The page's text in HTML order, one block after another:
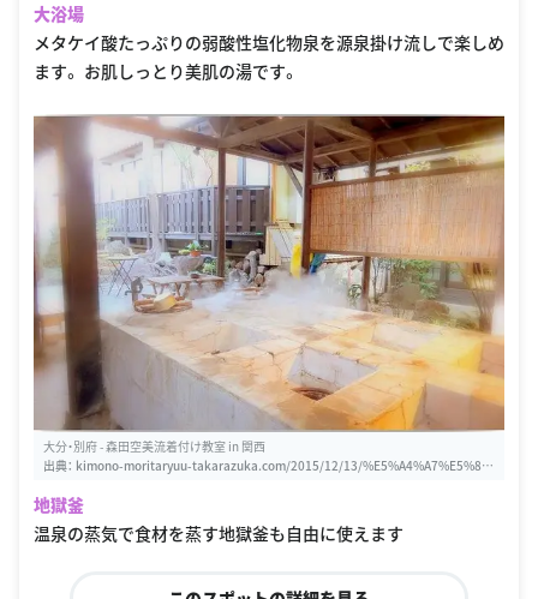
大浴場
メタケイ酸たっぷりの弱酸性塩化物泉を源泉掛け流しで楽しめ
ます。 お肌しっとり美肌の湯です。
大分・別府 - 森田空美流着付け教室 in 関西
出典： kimono-moritaryuu-takarazuka.com/2015/12/13/%E5%A4%A7%E5%8
地獄釜
温泉の蒸気で食材を蒸す地獄釜も自由に使えます